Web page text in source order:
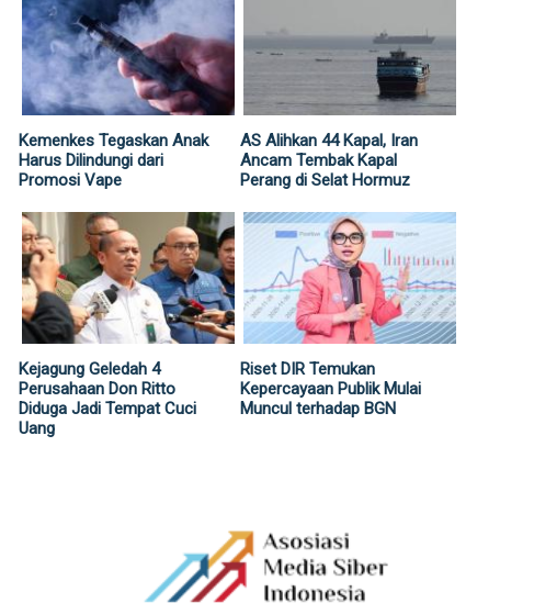
Kemenkes Tegaskan Anak
Harus Dilindungi dari
Promosi Vape
AS Alihkan 44 Kapal, Iran
Ancam Tembak Kapal
Perang di Selat Hormuz
Kejagung Geledah 4
Perusahaan Don Ritto
Diduga Jadi Tempat Cuci
Uang
Riset DIR Temukan
Kepercayaan Publik Mulai
Muncul terhadap BGN